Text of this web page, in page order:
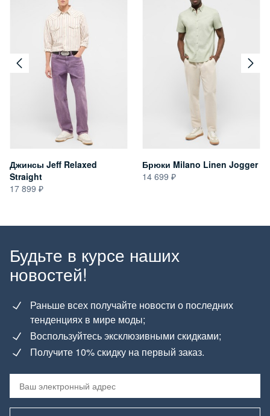
Джинсы Jeff Relaxed
Straight
17 899
Брюки Milano Linen Jogger
14 699
Будьте в курсе наших
новостей!
Раньше всех получайте новости о последних
тенденциях в мире моды;
Воспользуйтесь эксклюзивными скидками;
Получите 10% скидку на первый заказ.